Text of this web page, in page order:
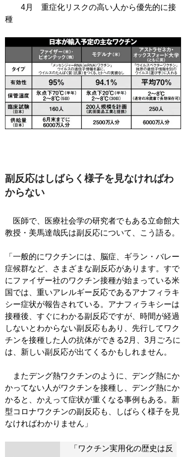
4月 重症化リスクの高い人から優先的に接
種
副反応はしばらく様子を見なければわ
からない
医師で、医療社会学の研究者でもある立命館大
教授・美馬達哉氏は副反応について、こう語る。
「一般的にワクチンには、脳症、ギラン・バレー
症候群など、さまざまな副反応があります。すで
にファイザー社のワクチン接種が始まっている米
国では、重いアレルギー反応であるアナフィラキ
シー症状が報告されている。アナフィラキシーは
接種後、すぐにわかる副反応ですが、時間が経過
しないとわからない副反応もあり、先行してワク
チンを接種した人の抗体ができる2月、3月ごろに
は、新しい副反応が出てくるかもしれません。
またデング熱ワクチンのように、デング熱にか
かってない人がワクチンを接種し、デング熱にか
かると、かえって症状が重くなる事例もある。新
型コロナワクチンの副反応も、しばらく様子を見
なければわかりません」
「ワクチン実用化の歴史は反